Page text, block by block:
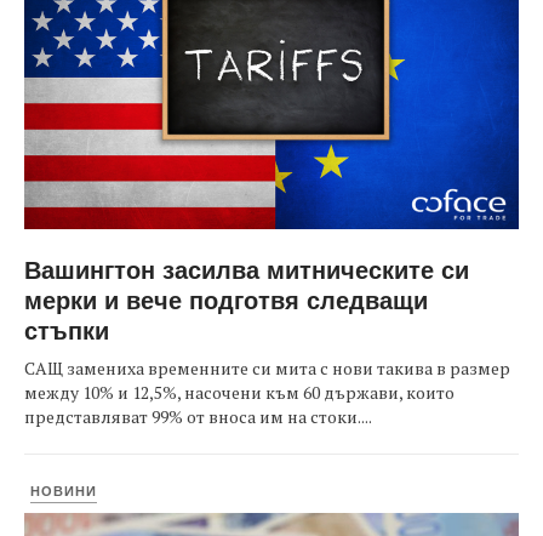
Вашингтон засилва митническите си
мерки и вече подготвя следващи
стъпки
САЩ замениха временните си мита с нови такива в размер
между 10% и 12,5%, насочени към 60 държави, които
представляват 99% от вноса им на стоки....
НОВИНИ